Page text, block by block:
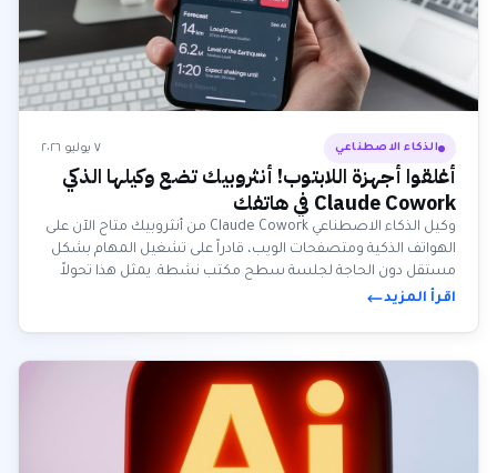
الذكاء الاصطناعي ٧ يوليو ٢٠٢٦
أغلقوا أجهزة اللابتوب! أنثروبيك تضع وكيلها الذكي
Claude Cowork في هاتفك
وكيل الذكاء الاصطناعي Claude Cowork من أنثروبيك متاح الآن على
الهواتف الذكية ومتصفحات الويب، قادراً على تشغيل المهام بشكل
مستقل دون الحاجة لجلسة سطح مكتب نشطة. يمثل هذا تحولاً
كبيراً نحو وكلاء الذكاء الاصطناعي المستقلين دائمي التشغيل
اقرأ المزيد